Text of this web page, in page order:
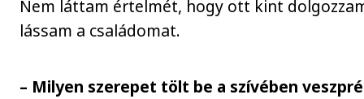
Nem láttam értelmét, hogy ott kint
lássam a családomat.
– Milyen szerepet tölt be a szívében